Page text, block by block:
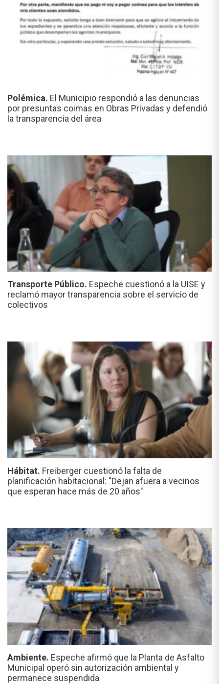
Polémica. El Municipio respondió a las denuncias
por presuntas coimas en Obras Privadas y defendió
la transparencia del área
Transporte Público. Espeche cuestionó a la UISE y
reclamó mayor transparencia sobre el servicio de
colectivos
Hábitat. Freiberger cuestionó la falta de
planificación habitacional: "Dejan afuera a vecinos
que esperan hace más de 20 años"
Ambiente. Espeche afirmó que la Planta de Asfalto
Municipal operó sin autorización ambiental y
permanece suspendida